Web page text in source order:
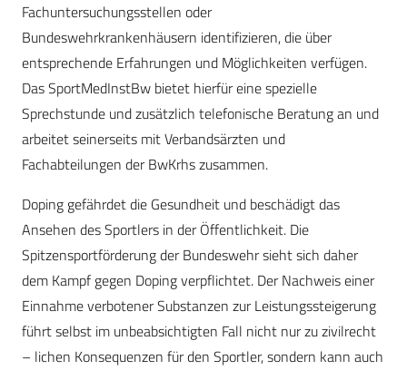
Fachuntersuchungsstellen oder
Bundeswehrkrankenhäusern identifizieren, die über
entsprechende Erfahrungen und Möglichkeiten verfügen.
Das SportMedInstBw bietet hierfür eine spezielle
Sprechstunde und zusätzlich telefonische Beratung an und
arbeitet seinerseits mit Verbandsärzten und
Fachabteilungen der BwKrhs zusammen.
Doping gefährdet die Gesundheit und beschädigt das
Ansehen des Sportlers in der Öffentlichkeit. Die
Spitzensportförderung der Bundeswehr sieht sich daher
dem Kampf gegen Doping verpflichtet. Der Nachweis einer
Einnahme verbotener Substanzen zur Leistungssteigerung
führt selbst im unbeabsichtigten Fall nicht nur zu zivilrecht
– lichen Konsequenzen für den Sportler, sondern kann auch